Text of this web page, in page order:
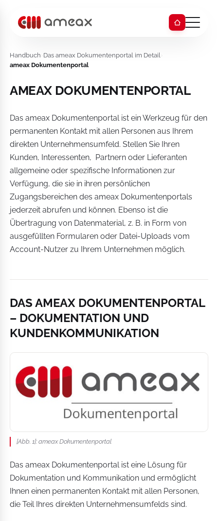
Handbuch ›Das ameax Dokumentenportal im Detail ›
ameax Dokumentenportal
AMEAX DOKUMENTENPORTAL
Das ameax Dokumentenportal ist ein Werkzeug für den
permanenten Kontakt mit allen Personen aus Ihrem
direkten Unternehmensumfeld. Stellen Sie Ihren
Kunden, Interessenten, Partnern oder Lieferanten
allgemeine oder spezifische Informationen zur
Verfügung, die sie in ihren persönlichen
Zugangsbereichen des ameax Dokumentenportals
jederzeit abrufen und können. Ebenso ist die
Übertragung von Datenmaterial, z. B. in Form von
ausgefüllten Formularen oder Datei-Uploads vom
Account-Nutzer zu Ihrem Unternehmen möglich.
DAS AMEAX DOKUMENTENPORTAL
– DOKUMENTATION UND
KUNDENKOMMUNIKATION
[Abb. 1]: ameax Dokumentenportal
Das ameax Dokumentenportal ist eine Lösung für
Dokumentation und Kommunikation und ermöglicht
Ihnen einen permanenten Kontakt mit allen Personen,
die Teil Ihres direkten Unternehmensumfelds sind.